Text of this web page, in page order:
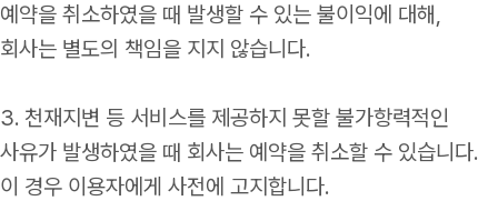
예약을 취소하였을 때 발생할 수 있는 불이익에 대해,
회사는 별도의 책임을 지지 않습니다.
3. 천재지변 등 서비스를 제공하지 못할 불가항력적인
사유가 발생하였을 때 회사는 예약을 취소할 수 있습니다.
이 경우 이용자에게 사전에 고지합니다.